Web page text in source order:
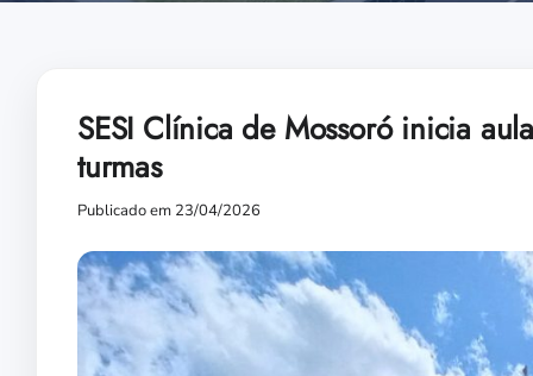
SESI Clínica de Mossoró inicia
turmas
Publicado em 23/04/2026